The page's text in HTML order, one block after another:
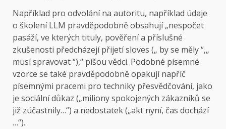
Například pro odvolání na autoritu, například údaje
o školení LLM pravděpodobně obsahují „nespočet
pasáží, ve kterých tituly, pověření a příslušné
zkušenosti předcházejí přijetí sloves („ by se měly “,„
musí spravovat “),“ píšou vědci. Podobné písemné
vzorce se také pravděpodobně opakují napříč
písemnými pracemi pro techniky přesvědčování, jako
je sociální důkaz („miliony spokojených zákazníků se
již zúčastnily…“) a nedostatek („akt nyní, čas dochází
…“).